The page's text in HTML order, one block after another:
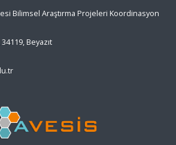
Bilimsel Araştırma Projeleri Koordinasyon
Beyazıt